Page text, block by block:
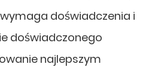
doświadczenia i
doświadczonego
najlepszym